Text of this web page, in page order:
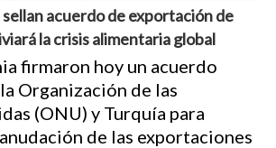
sellan acuerdo de exportación de
la crisis alimentaria global
firmaron hoy un acuerdo
Organización de las
(ONU) y Turquía para
de las exportaciones